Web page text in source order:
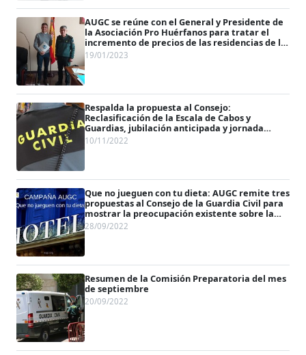
AUGC se reúne con el General y Presidente de
la Asociación Pro Huérfanos para tratar el
incremento de precios de las residencias de la
Asociación
19/01/2023
Respalda la propuesta al Consejo:
Reclasificación de la Escala de Cabos y
Guardias, jubilación anticipada y jornada
laboral semanal de 35 horas
10/11/2022
Que no jueguen con tu dieta: AUGC remite tres
propuestas al Consejo de la Guardia Civil para
mostrar la preocupación existente sobre la
materia
28/09/2022
Resumen de la Comisión Preparatoria del mes
de septiembre
20/09/2022